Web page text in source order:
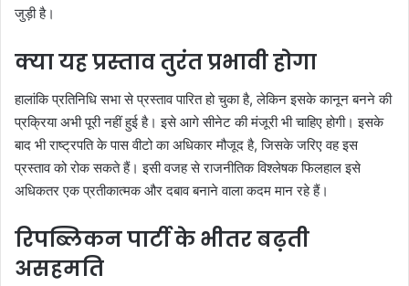
जुड़ी है।
क्या यह प्रस्ताव तुरंत प्रभावी होगा
हालांकि प्रतिनिधि सभा से प्रस्ताव पारित हो चुका है, लेकिन इसके कानून बनने की
प्रक्रिया अभी पूरी नहीं हुई है। इसे आगे सीनेट की मंजूरी भी चाहिए होगी। इसके
बाद भी राष्ट्रपति के पास वीटो का अधिकार मौजूद है, जिसके जरिए वह इस
प्रस्ताव को रोक सकते हैं। इसी वजह से राजनीतिक विश्लेषक फिलहाल इसे
अधिकतर एक प्रतीकात्मक और दबाव बनाने वाला कदम मान रहे हैं।
रिपब्लिकन पार्टी के भीतर बढ़ती
असहमति